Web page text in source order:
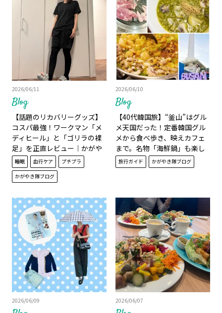
Blog
2026/06/11
【話題のリカバリーグッズ】
コスパ最強！ワークマン「メ
ディヒール」と「ゴリラの裸
足」を正直レビュー｜かがや
き隊 杉田美紀
睡眠 血行ケア
プチプラ
かがやき隊ブログ
Blog
2026/06/10
【40代韓国旅】“釜山”はグル
メ天国だった！定番韓国グル
メから食べ歩き、映えカフェ
まで。名物「海鮮鍋」も楽し
める｜かがやき隊 伊藤里絵
旅行ガイド かがやき隊ブログ
2026/06/09 2026/06/07